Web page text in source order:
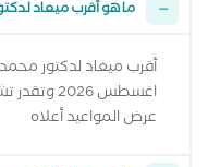
ما هو أقرب ميعاد
اغسطس
عرض المواعيد أعلاه